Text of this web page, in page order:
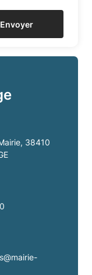
Envoyer
38410